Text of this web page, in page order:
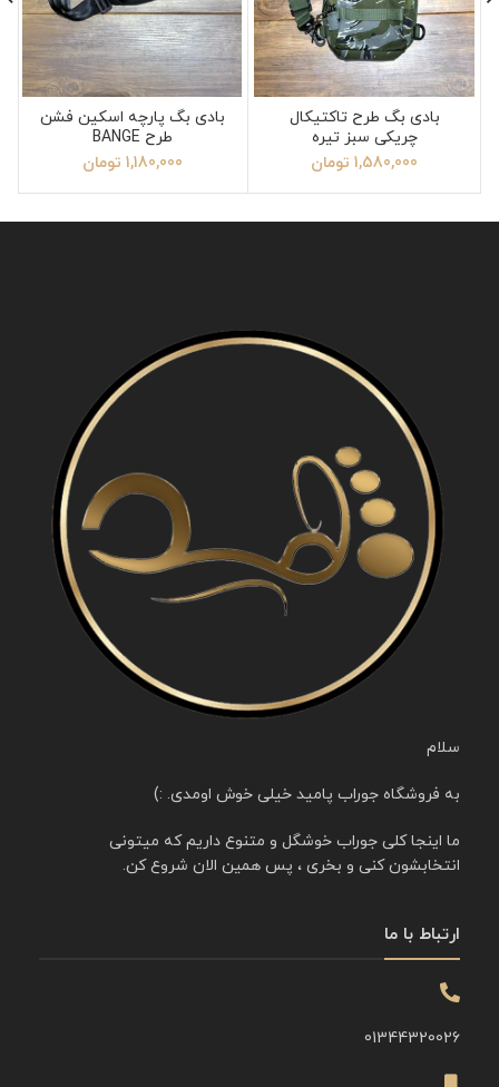
بادی بگ طرح تاکتیکال
چریکی سبز تیره
1,580,000 تومان
بادی بگ پارچه اسکین فشن
طرح BANGE
1,180,000 تومان
سلام
به فروشگاه جوراب پامید خیلی خوش اومدی. :)
ما اینجا کلی جوراب خوشگل و متنوع داریم که میتونی
انتخابشون کنی و بخری ، پس همین الان شروع کن.
ارتباط با ما
01344320026